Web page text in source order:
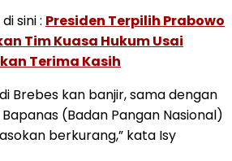
sini : Presiden Terpilih Prabowo
Tim Kuasa Hukum Usai
Terima Kasih
Brebes kan banjir, sama dengan
(Badan Pangan Nasional)
berkurang,” kata Isy